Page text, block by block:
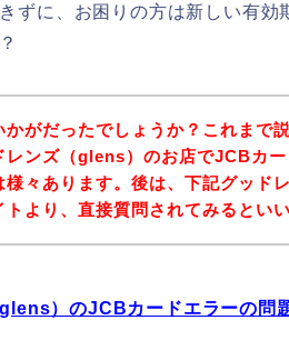
ずに、お困りの方は新しい有
かがだったでしょうか？これまで
レンズ（glens）のお店でJCBカ
様々あります。後は、下記グッド
トより、直接質問されてみるとい
）のJCBカードエラーの問